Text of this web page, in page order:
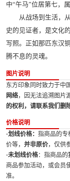
中“午马”位居第七，
从战场到生活，从
史的见证者，是文化
写照。正如那匹东汉
腾不息的灵魂。
图片说明
东方印象同时致力于中
网络，因无法追溯图片
的权利，请联系我们删
价格说明
·划线价格： 指商品的专
价等， 并非原价，仅供
·未划线价格：指商品的
商品参加活动，或会员
准。